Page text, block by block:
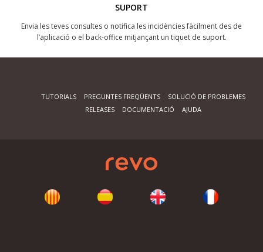
SUPORT
Envia les teves consultes o notifica les incidències fàcilment des de
l’aplicació o el back-office mitjançant un tiquet de suport.
TUTORIALS PREGUNTES FREQÜENTS
SOLUCIÓ DE PROBLEMES
RELEASES
DOCUMENTACIÓ AJUDA